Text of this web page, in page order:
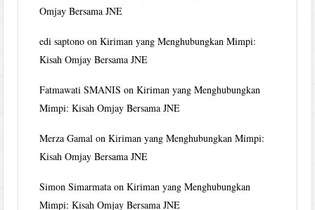
Omjay Bersama JNE
edi saptono onKiriman yang Menghubungkan Mimpi:
Kisah Omjay Bersama JNE
Fatmawati SMANIS onKiriman yang Menghubungkan
Mimpi: Kisah Omjay Bersama JNE
Merza Gamal onKiriman yang Menghubungkan Mimpi:
Kisah Omjay Bersama JNE
Simon Simarmata onKiriman yang Menghubungkan
Mimpi: Kisah Omjay Bersama JNE